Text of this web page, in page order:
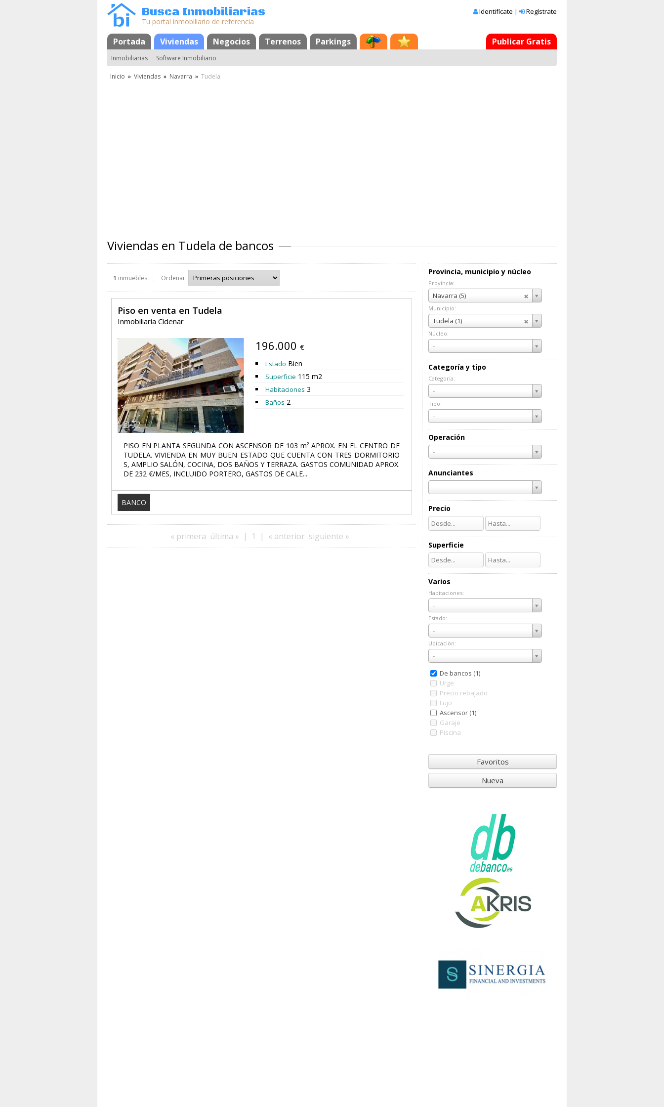
Busca Inmobiliarias
Tu portal inmobiliario de referencia
Identifícate | Regístrate
Portada Viviendas Negocios Terrenos Parkings
MapaFavoritos Publicar Gratis
Inmobiliarias Software Inmobiliario
Inicio » Viviendas » Navarra » Tudela
Viviendas en Tudela de bancos
Provincia, municipio y núcleo
Provincia:
Navarra (5)
Provincia:
Municipio:
Tudela (1)
Municipio:
Núcleo:
-
Núcleo:
Categoría y tipo
Categoría:
-
Categoría:
Tipo:
-
Tipo:
Operación
-
Anunciantes
-
Precio
Superficie
Varios
Habitaciones:
-
Habitaciones:
Estado:
-
Estado:
Ubicación:
-
Ubicación:
De bancos (1)
Urge
Precio rebajado
Lujo
Ascensor (1)
Garaje
Piscina
Favoritos
Nueva
1 inmuebles Ordenar:
Piso en venta en Tudela
Inmobiliaria Cidenar
12
196.000 €
Estado Bien
Superficie 115 m2
Habitaciones 3
Baños 2
PISO EN PLANTA SEGUNDA CON ASCENSOR DE 103 m² APROX. EN EL CENTRO DE
TUDELA. VIVIENDA EN MUY BUEN ESTADO QUE CUENTA CON TRES DORMITORIO
S, AMPLIO SALÓN, COCINA, DOS BAÑOS Y TERRAZA. GASTOS COMUNIDAD APROX.
DE 232 €/MES, INCLUIDO PORTERO, GASTOS DE CALE...
BANCO
« primera última » | 1 | « anterior siguiente »